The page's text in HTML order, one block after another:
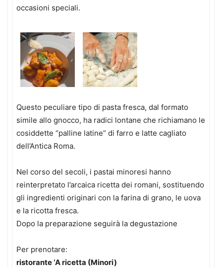
occasioni speciali.
Questo peculiare tipo di pasta fresca, dal formato
simile allo gnocco, ha radici lontane che richiamano le
cosiddette “palline latine” di farro e latte cagliato
dell’Antica Roma.
Nel corso del secoli, i pastai minoresi hanno
reinterpretato l’arcaica ricetta dei romani, sostituendo
gli ingredienti originari con la farina di grano, le uova
e la ricotta fresca.
Dopo la preparazione seguirà la degustazione
Per prenotare:
ristorante ‘A ricetta (Minori)